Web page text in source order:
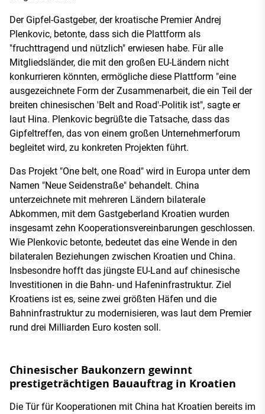
Der Gipfel-Gastgeber, der kroatische Premier Andrej
Plenkovic, betonte, dass sich die Plattform als
"fruchttragend und nützlich" erwiesen habe. Für alle
Mitgliedsländer, die mit den großen EU-Ländern nicht
konkurrieren könnten, ermögliche diese Plattform "eine
ausgezeichnete Form der Zusammenarbeit, die ein Teil der
breiten chinesischen 'Belt and Road'-Politik ist", sagte er
laut Hina. Plenkovic begrüßte die Tatsache, dass das
Gipfeltreffen, das von einem großen Unternehmerforum
begleitet wird, zu konkreten Projekten führt.
Das Projekt "One belt, one Road" wird in Europa unter dem
Namen "Neue Seidenstraße" behandelt. China
unterzeichnete mit mehreren Ländern bilaterale
Abkommen, mit dem Gastgeberland Kroatien wurden
insgesamt zehn Kooperationsvereinbarungen geschlossen.
Wie Plenkovic betonte, bedeutet das eine Wende in den
bilateralen Beziehungen zwischen Kroatien und China.
Insbesondre hofft das jüngste EU-Land auf chinesische
Investitionen in die Bahn- und Hafeninfrastruktur. Ziel
Kroatiens ist es, seine zwei größten Häfen und die
Bahninfrastruktur zu modernisieren, was laut dem Premier
rund drei Milliarden Euro kosten soll.
Chinesischer Baukonzern gewinnt
prestigeträchtigen Bauauftrag in Kroatien
Die Tür für Kooperationen mit China hat Kroatien bereits im